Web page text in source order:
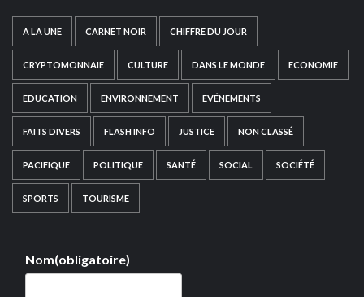
A LA UNE CARNET NOIR CHIFFRE DU JOUR
CRYPTOMONNAIE CULTURE DANS LE MONDE ECONOMIE
EDUCATION ENVIRONNEMENT EVÉNEMENTS
FAITS DIVERS FLASH INFO JUSTICE NON CLASSÉ
PACIFIQUE POLITIQUE SANTÉ SOCIAL SOCIÉTÉ
SPORTS TOURISME
Nom(obligatoire)